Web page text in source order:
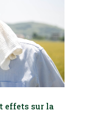
effets sur la